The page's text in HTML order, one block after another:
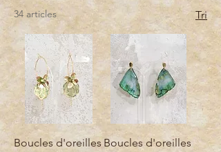
34 articles Tri
Boucles d'oreilles Boucles d'oreilles